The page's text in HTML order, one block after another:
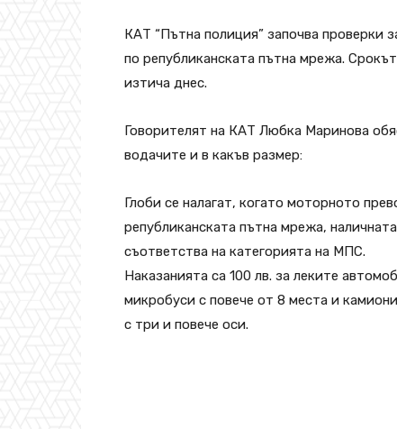
КАТ “Пътна полиция” започва проверки
по републиканската пътна мрежа.
изтича днес.
Говорителят на КАТ Любка Маринова
водачите и в какъв размер:
Глоби се налагат, когато моторното
републиканската пътна мрежа,
съответства на категорията на МПС.
Наказанията са 100 лв. за леките
микробуси с повече от 8 места и
с три и повече оси.